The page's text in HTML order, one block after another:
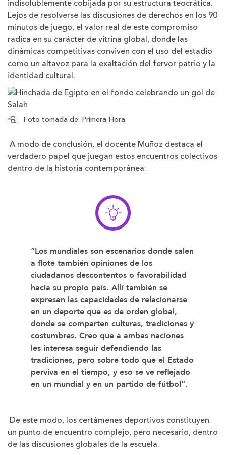
indisolublemente cobijada por su estructura teocrática.
Lejos de resolverse las discusiones de derechos en los 90
minutos de juego, el valor real de este compromiso
radica en su carácter de vitrina global, donde las
dinámicas competitivas conviven con el uso del estadio
como un altavoz para la exaltación del fervor patrio y la
identidad cultural.
Foto tomada de: Primera Hora
A modo de conclusión, el docente Muñoz destaca el
verdadero papel que juegan estos encuentros colectivos
dentro de la historia contemporánea:
“Los mundiales son escenarios donde salen
a flote también opiniones de los
ciudadanos descontentos o favorabilidad
hacia su propio país. Allí también se
expresan las capacidades de relacionarse
en un deporte que es de orden global,
donde se comparten culturas, tradiciones y
costumbres. Creo que a ambas naciones
les interesa seguir defendiendo las
tradiciones, pero sobre todo que el Estado
perviva en el tiempo, y eso se ve reflejado
en un mundial y en un partido de fútbol”.
De este modo, los certámenes deportivos constituyen
un punto de encuentro complejo, pero necesario, dentro
de las discusiones globales de la escuela.